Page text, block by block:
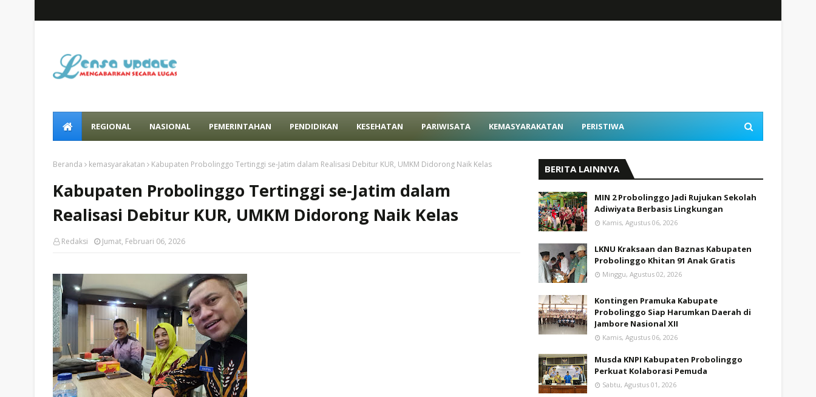
REGIONAL NASIONAL PEMERINTAHAN PENDIDIKAN KESEHATAN PARIWISATA KEMASYARAKATAN PERISTIWA
Beranda kemasyarakatan Kabupaten Probolinggo Tertinggi se-Jatim dalam Realisasi Debitur KUR, UMKM Didorong Naik Kelas
Kabupaten Probolinggo Tertinggi se-Jatim dalam
Realisasi Debitur KUR, UMKM Didorong Naik Kelas
Redaksi Jumat, Februari 06, 2026
BERITA LAINNYA
MIN 2 Probolinggo Jadi Rujukan Sekolah
Adiwiyata Berbasis Lingkungan
Kamis, Agustus 06, 2026
LKNU Kraksaan dan Baznas Kabupaten
Probolinggo Khitan 91 Anak Gratis
Minggu, Agustus 02, 2026
Kontingen Pramuka Kabupate
Probolinggo Siap Harumkan Daerah di
Jambore Nasional XII
Kamis, Agustus 06, 2026
Musda KNPI Kabupaten Probolinggo
Perkuat Kolaborasi Pemuda
Sabtu, Agustus 01, 2026